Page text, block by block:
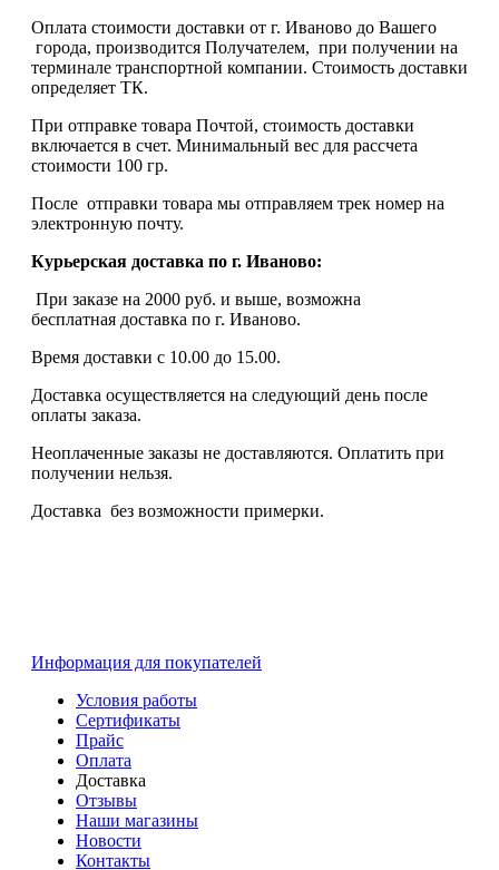
Оплата стоимости доставки от г. Иваново до Вашего
города, производится Получателем, при получении на
терминале транспортной компании. Стоимость доставки
определяет ТК.
При отправке товара Почтой, стоимость доставки
включается в счет. Минимальный вес для рассчета
стоимости 100 гр.
После отправки товара мы отправляем трек номер на
электронную почту.
Курьерская доставка по г. Иваново:
При заказе на 2000 руб. и выше, возможна
бесплатная доставка по г. Иваново.
Время доставки с 10.00 до 15.00.
Доставка осуществляется на следующий день после
оплаты заказа.
Неоплаченные заказы не доставляются. Оплатить при
получении нельзя.
Доставка без возможности примерки.
Информация для покупателей
Условия работы
Сертификаты
Прайс
Оплата
Доставка
Отзывы
Наши магазины
Новости
Контакты